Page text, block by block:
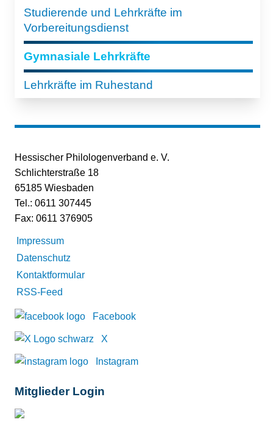
Studierende und Lehrkräfte im
Vorbereitungsdienst
Gymnasiale Lehrkräfte
Lehrkräfte im Ruhestand
Hessischer Philologenverband e. V.
Schlichterstraße 18
65185 Wiesbaden
Tel.: 0611 307445
Fax: 0611 376905
Impressum
Datenschutz
Kontaktformular
RSS-Feed
Facebook
X
Instagram
Mitglieder Login